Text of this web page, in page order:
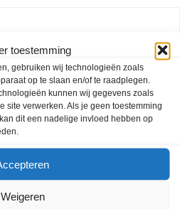
toestemming
gebruiken wij technologieën zoals
op te slaan en/of te raadplegen.
kunnen wij gegevens zoals
site verwerken. Als je geen toestemming
dit een nadelige invloed hebben op
Weigeren